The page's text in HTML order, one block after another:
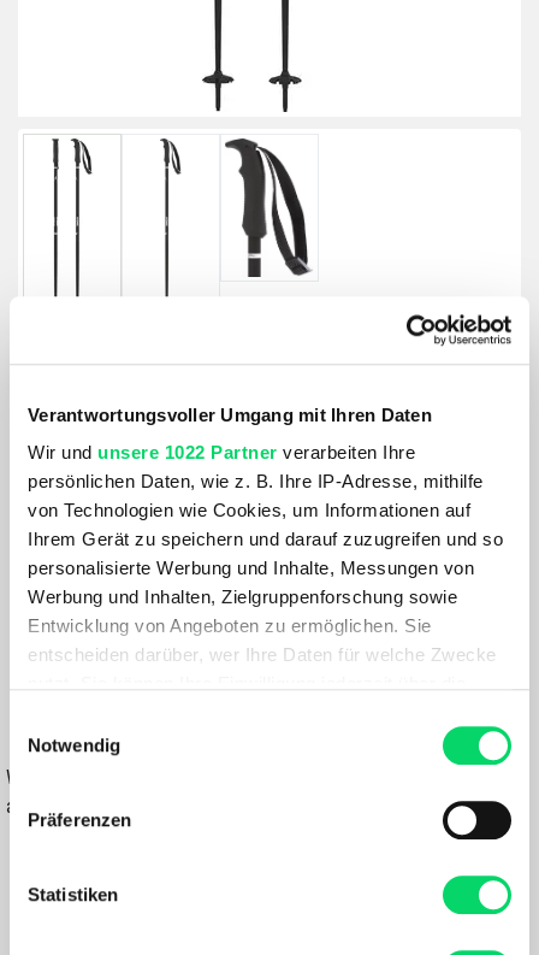
Verantwortungsvoller Umgang mit Ihren Daten
Wir und unsere 1022 Partner verarbeiten Ihre
persönlichen Daten, wie z. B. Ihre IP-Adresse, mithilfe
von Technologien wie Cookies, um Informationen auf
Ihrem Gerät zu speichern und darauf zuzugreifen und so
personalisierte Werbung und Inhalte, Messungen von
Werbung und Inhalten, Zielgruppenforschung sowie
Entwicklung von Angeboten zu ermöglichen. Sie
entscheiden darüber, wer Ihre Daten für welche Zwecke
Trigger Symbol ändern oder widerrufen
Informationen über Ihre geografische Lage
können
bestimmten Merkmalen (Fingerprinting) identifizieren
Notwendig
Präferenzen
Statistiken
Atomic Cloud
Größe:
GRÖSSE VARIANTE WÄHLEN
Farbe:
BLACK
Wähle eine Variante aus, um die Verfügbarkeit in unseren Filialen
anzuzeigen